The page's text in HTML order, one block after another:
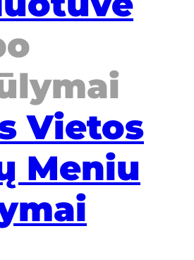
Vietos
Meniu